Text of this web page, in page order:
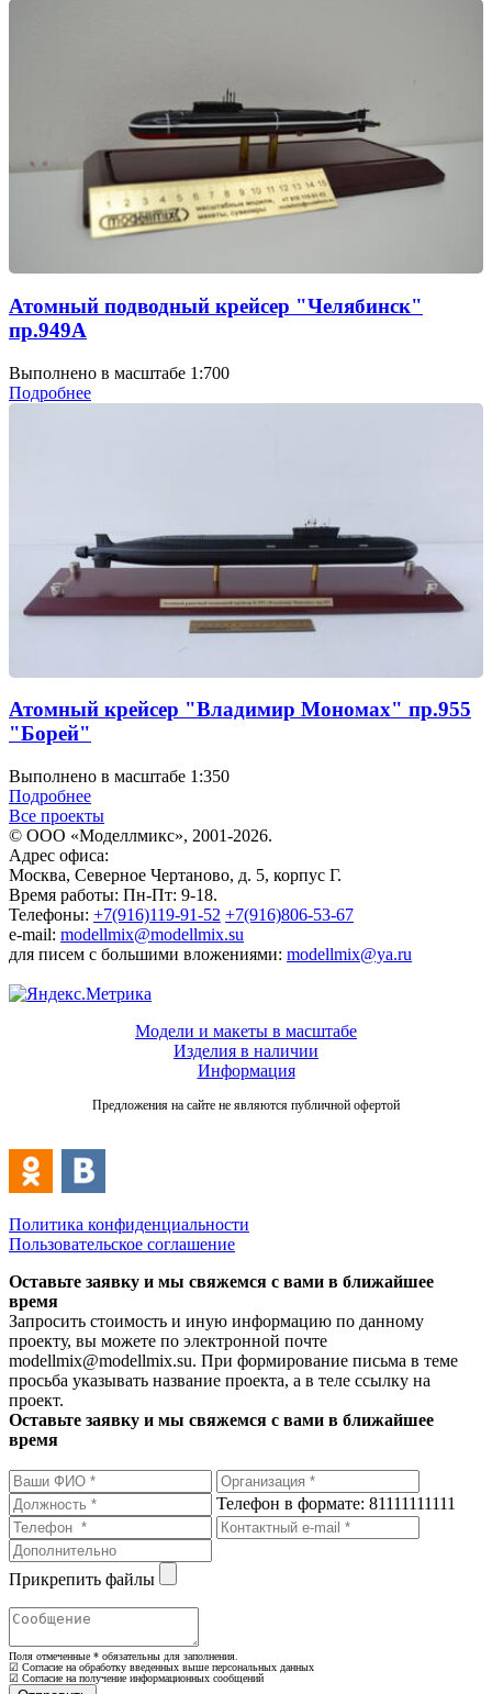
Атомный подводный крейсер "Челябинск"
пр.949А
Выполнено в масштабе 1:700
Подробнее
Атомный крейсер "Владимир Мономах" пр.955
"Борей"
Выполнено в масштабе 1:350
Подробнее
Все проекты
© ООО «Моделлмикс», 2001-2026.
Адрес офиса:
Москва, Северное Чертаново, д. 5, корпус Г.
Время работы: Пн-Пт: 9-18.
Телефоны: +7(916)119-91-52 +7(916)806-53-67
e-mail: modellmix@modellmix.su
для писем с большими вложениями: modellmix@ya.ru
Модели и макеты в масштабе
Изделия в наличии
Информация
Предложения на сайте не являются публичной офертой
Политика конфиденциальности
Пользовательское соглашение
Оставьте заявку и мы свяжемся с вами в ближайшее
время
Запросить стоимость и иную информацию по данному
проекту, вы можете по электронной почте
modellmix@modellmix.su. При формирование письма в теме
просьба указывать название проекта, а в теле ссылку на
проект.
Оставьте заявку и мы свяжемся с вами в ближайшее
время
Телефон в формате: 81111111111
Прикрепить файлы
Поля отмеченные * обязательны для заполнения.
☑ Согласие на обработку введенных выше персональных данных
☑ Согласие на получение информационных сообщений